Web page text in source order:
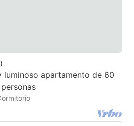
)
luminoso apartamento de 60